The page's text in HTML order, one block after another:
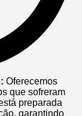
Oferecemos
que sofreram
preparada
garantindo